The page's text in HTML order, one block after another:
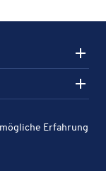
in Hard auf
Erfahrung